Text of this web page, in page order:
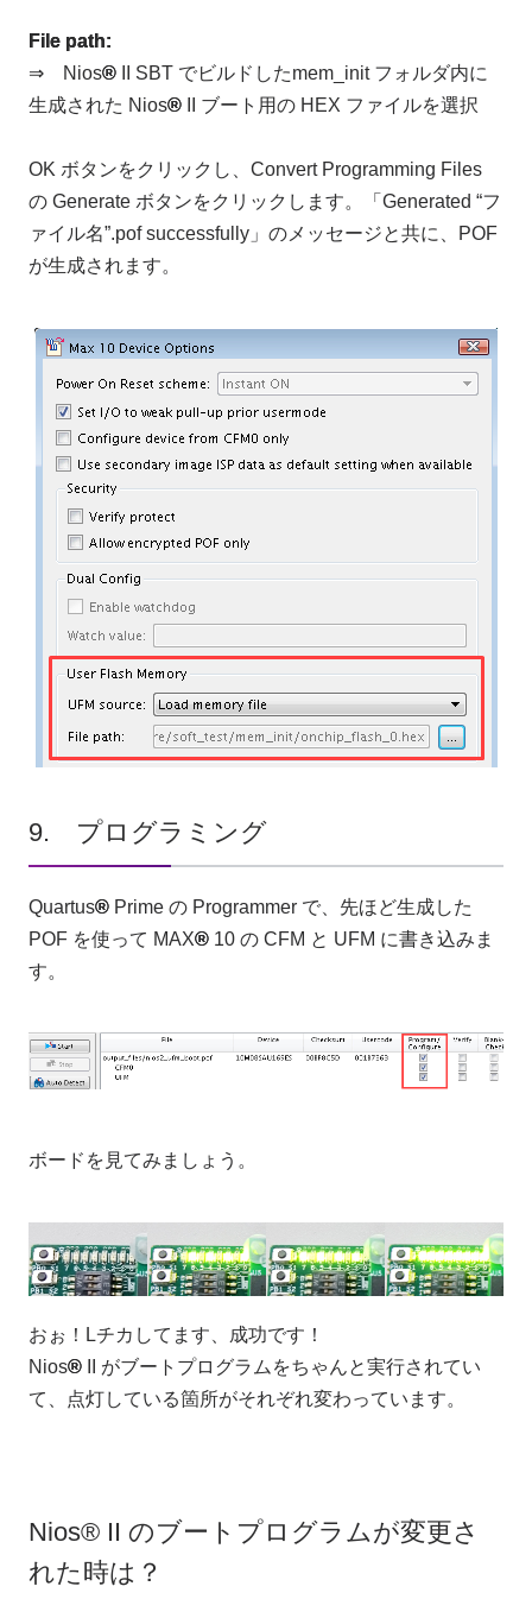
File path:
⇒ Nios®II SBT でビルドしたmem_init フォルダ内に
生成された Nios®II ブート用の HEX ファイルを選択
OK ボタンをクリックし、Convert Programming Files
の Generate ボタンをクリックします。「Generated “フ
ァイル名”.pof successfully」のメッセージと共に、POF
が生成されます。
9. プログラミング
Quartus®Prime の Programmer で、先ほど生成した
POF を使って MAX®10 の CFM と UFM に書き込みま
す。
ボードを見てみましょう。
おぉ！Lチカしてます、成功です！
Nios®II がブートプログラムをちゃんと実行されてい
て、点灯している箇所がそれぞれ変わっています。
Nios® II のブートプログラムが変更さ
れた時は？